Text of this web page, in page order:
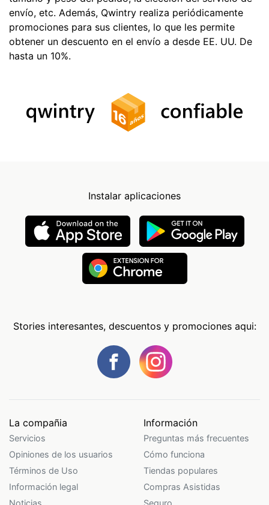
envío, etc. Además, Qwintry realiza periódicamente
promociones para sus clientes, lo que les permite
obtener un descuento en el envío a desde EE. UU. De
hasta un 10%.
Instalar aplicaciones
Stories interesantes, descuentos y promociones aqui:
La compañia
Servicios
Opiniones de los usuarios
Términos de Uso
Información legal
Información
Preguntas más frecuentes
Cómo funciona
Tiendas populares
Compras Asistidas